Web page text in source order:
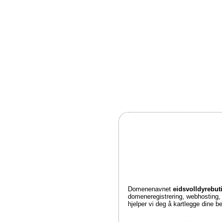
Domenenavnet
domeneregistrering,
hjelper vi deg å kartlegge dine